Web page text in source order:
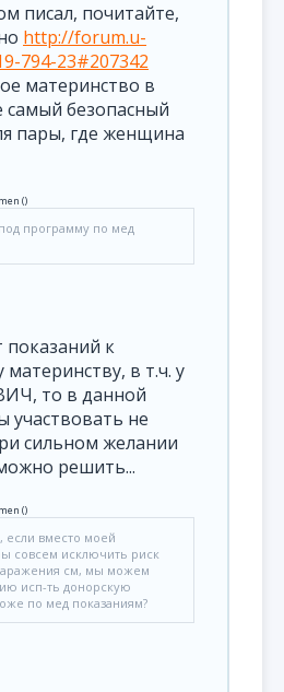
писал, почитайте,
http://forum.u-
794-23#207342
материнство в
самый безопасный
пары, где женщина
()
программу по мед
показаний к
материнству, в т.ч. у
то в данной
участвовать не
сильном желании
решить...
()
если вместо моей
совсем исключить риск
см, мы можем
исп-ть донорскую
по мед показаниям?